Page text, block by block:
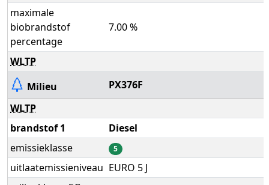
maximale
biobrandstof
percentage
7.00 %
WLTP
Milieu
PX376F
WLTP
brandstof 1
Diesel
emissieklasse
5
uitlaatemissieniveau EURO 5 J